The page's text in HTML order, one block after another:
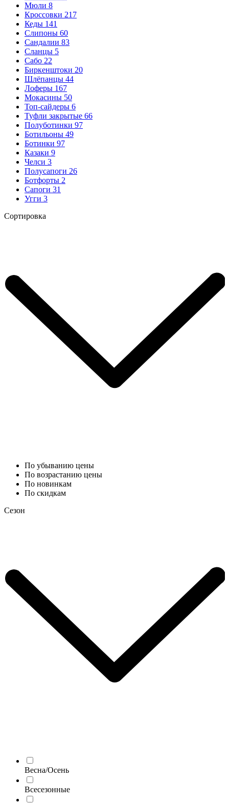
Мюли 8
Кроссовки 217
Кеды 141
Слипоны 60
Сандалии 83
Сланцы 5
Сабо 22
Биркенштоки 20
Шлёпанцы 44
Лоферы 167
Мокасины 50
Топ-сайдеры 6
Туфли закрытые 66
Полуботинки 97
Ботильоны 49
Ботинки 97
Казаки 9
Челси 3
Полусапоги 26
Ботфорты 2
Сапоги 31
Угги 3
Сортировка
По убыванию цены
По возрастанию цены
По новинкам
По скидкам
Сезон
Весна/Осень
Всесезонные